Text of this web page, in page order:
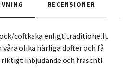
RECENSIONER
doftkaka enligt traditionellt
våra olika härliga dofter och få
inbjudande och fräscht!